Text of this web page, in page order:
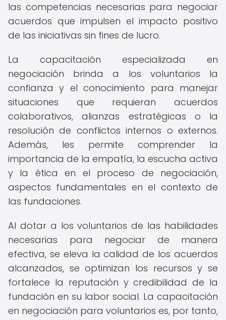
las competencias necesarias para negociar
acuerdos que impulsen el impacto positivo
de las iniciativas sin fines de lucro.
La capacitación especializada en
negociación brinda a los voluntarios la
confianza y el conocimiento para manejar
situaciones que requieran acuerdos
colaborativos, alianzas estratégicas o la
resolución de conflictos internos o externos.
Además, les permite comprender la
importancia de la empatía, la escucha activa
y la ética en el proceso de negociación,
aspectos fundamentales en el contexto de
las fundaciones.
Al dotar a los voluntarios de las habilidades
necesarias para negociar de manera
efectiva, se eleva la calidad de los acuerdos
alcanzados, se optimizan los recursos y se
fortalece la reputación y credibilidad de la
fundación en su labor social. La capacitación
en negociación para voluntarios es, por tanto,